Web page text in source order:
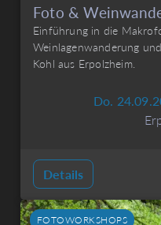
Foto &
Einführung in die
Weinlagenwanderung
Kohl aus Erpolzheim.
Do.
Details
FOTOWORKSHOPS